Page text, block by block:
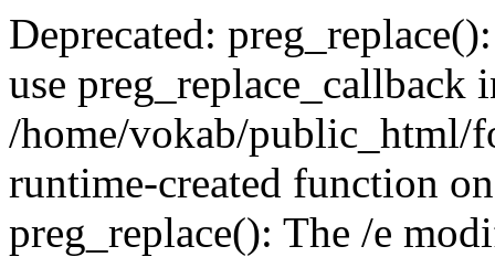
Deprecated:
use preg_replace_callback
/home/vokab/public_html/
runtime-created function
preg_replace(): The /e